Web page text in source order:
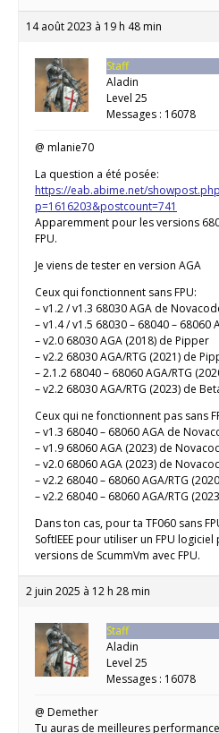
14 août 2023 à 19 h 48 min
Staff
Aladin
Level 25
Messages : 16078
@ mlanie70
La question a été posée:
https://eab.abime.net/
p=1616203&postcount=741
Apparemment pour les versions
FPU.
Je viens de tester en version AGA
Ceux qui fonctionnent sans FPU:
– v1.2 / v1.3 68030 AGA de
– v1.4 / v1.5 68030 – 68040 – 68060
– v2.0 68030 AGA (2018) de Pipper
– v2.2 68030 AGA/RTG (2021) de
– 2.1.2 68040 – 68060 AGA/RTG
– v2.2 68030 AGA/RTG (2023) de
Ceux qui ne fonctionnent pas sans
– v1.3 68040 – 68060 AGA de
– v1.9 68060 AGA (2023) de
– v2.0 68060 AGA (2023) de
– v2.2 68040 – 68060 AGA/RTG
– v2.2 68040 – 68060 AGA/RTG
Dans ton cas, pour ta TF060 sans
SoftIEEE pour utiliser un FPU
versions de ScummVm avec FPU.
2 juin 2025 à 12 h 28 min
Staff
Aladin
Level 25
Messages : 16078
@ Demether
Tu auras de meilleures